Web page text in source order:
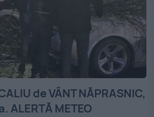
de VÂNT NĂPRASNIC,
ALERTĂ METEO